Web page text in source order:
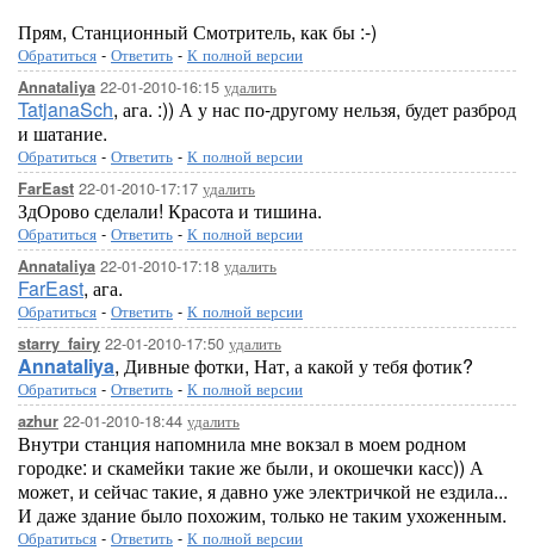
Прям, Станционный Смотритель, как бы :-)
Обратиться - Ответить - К полной версии
Annataliya 22-01-2010-16:15 удалить
TatjanaSch, ага. :)) А у нас по-другому нельзя, будет разброд
и шатание.
Обратиться - Ответить - К полной версии
FarEast 22-01-2010-17:17 удалить
ЗдОрово сделали! Красота и тишина.
Обратиться - Ответить - К полной версии
Annataliya 22-01-2010-17:18 удалить
FarEast, ага.
Обратиться - Ответить - К полной версии
starry_fairy 22-01-2010-17:50 удалить
Annataliya, Дивные фотки, Нат, а какой у тебя фотик?
Обратиться - Ответить - К полной версии
azhur 22-01-2010-18:44 удалить
Внутри станция напомнила мне вокзал в моем родном
городке: и скамейки такие же были, и окошечки касс)) А
может, и сейчас такие, я давно уже электричкой не ездила...
И даже здание было похожим, только не таким ухоженным.
Обратиться - Ответить - К полной версии